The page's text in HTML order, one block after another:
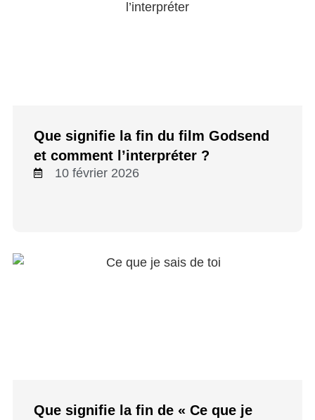
Que signifie la fin du film Godsend
et comment l’interpréter ?
10 février 2026
Que signifie la fin de « Ce que je